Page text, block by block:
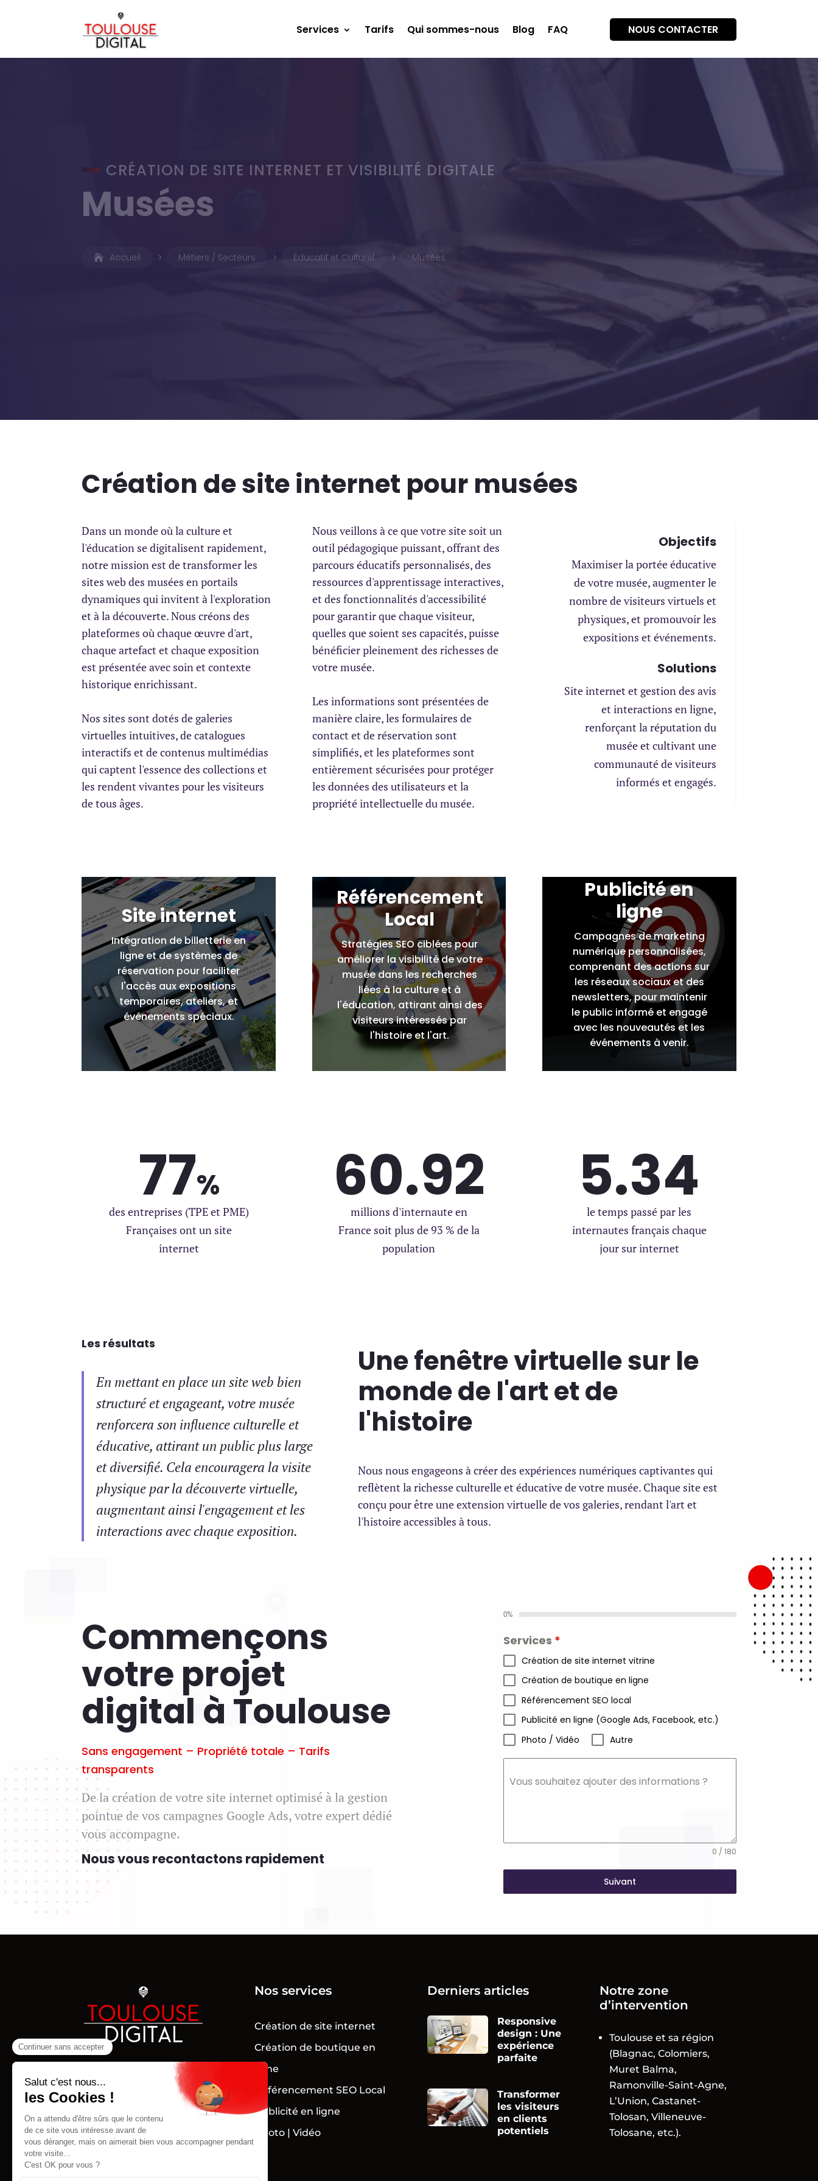
Services Tarifs Qui sommes-nous Blog FAQ NOUS CONTACTER
CRÉATION DE SITE INTERNET ET VISIBILITÉ DIGITALE
Musées
Accueil 5 Métiers / Secteurs 5 Éducatif et Culturel 5 Musées
Création de site internet pour musées
Dans un monde où la culture et
l'éducation se digitalisent rapidement,
notre mission est de transformer les
sites web des musées en portails
dynamiques qui invitent à l'exploration
et à la découverte. Nous créons des
plateformes où chaque œuvre d'art,
chaque artefact et chaque exposition
est présentée avec soin et contexte
historique enrichissant.
Nos sites sont dotés de galeries
virtuelles intuitives, de catalogues
interactifs et de contenus multimédias
qui captent l'essence des collections et
les rendent vivantes pour les visiteurs
de tous âges.
Nous veillons à ce que votre site soit un
outil pédagogique puissant, offrant des
parcours éducatifs personnalisés, des
ressources d'apprentissage interactives,
et des fonctionnalités d'accessibilité
pour garantir que chaque visiteur,
quelles que soient ses capacités, puisse
bénéficier pleinement des richesses de
votre musée.
Les informations sont présentées de
manière claire, les formulaires de
contact et de réservation sont
simplifiés, et les plateformes sont
entièrement sécurisées pour protéger
les données des utilisateurs et la
propriété intellectuelle du musée.
Objectifs
Maximiser la portée éducative
de votre musée, augmenter le
nombre de visiteurs virtuels et
physiques, et promouvoir les
expositions et événements.
Solutions
Site internet et gestion des avis
et interactions en ligne,
renforçant la réputation du
musée et cultivant une
communauté de visiteurs
informés et engagés.
Site internet
Intégration de billetterie en
ligne et de systèmes de
réservation pour faciliter
l'accès aux expositions
temporaires, ateliers, et
événements spéciaux.
Référencement
Local
Stratégies SEO ciblées pour
améliorer la visibilité de votre
musée dans les recherches
liées à la culture et à
l'éducation, attirant ainsi des
visiteurs intéressés par
l'histoire et l'art.
Publicité en
ligne
Campagnes de marketing
numérique personnalisées,
comprenant des actions sur
les réseaux sociaux et des
newsletters, pour maintenir
le public informé et engagé
avec les nouveautés et les
événements à venir.
77%
des entreprises (TPE et PME)
Françaises ont un site
internet
60.92
millions d'internaute en
France soit plus de 93 % de la
population
5.34
le temps passé par les
internautes français chaque
jour sur internet
Les résultats
En mettant en place un site web bien
structuré et engageant, votre musée
renforcera son influence culturelle et
éducative, attirant un public plus large
et diversifié. Cela encouragera la visite
physique par la découverte virtuelle,
augmentant ainsi l'engagement et les
interactions avec chaque exposition.
Une fenêtre virtuelle sur le
monde de l'art et de
l'histoire
Nous nous engageons à créer des expériences numériques captivantes qui
reflètent la richesse culturelle et éducative de votre musée. Chaque site est
conçu pour être une extension virtuelle de vos galeries, rendant l'art et
l'histoire accessibles à tous.
Commençons
votre projet
digital à Toulouse
Sans engagement – Propriété totale – Tarifs
transparents
De la création de votre site internet optimisé à la gestion
pointue de vos campagnes Google Ads, votre expert dédié
vous accompagne.
Nous vous recontactons rapidement
0%
Services *
Création de site internet vitrine
Création de boutique en ligne
Référencement SEO local
Publicité en ligne (Google Ads, Facebook, etc.)
Photo / Vidéo
Autre
Vous souhaitez ajouter des informations ?
0 / 180
Suivant
Spécialiste de la création de
sites internet optimisé pour le
référencement à Toulouse,
notre mission est d’accroître la
visibilité numérique des
entreprises Toulousaines avec
Nos services
Création de site internet
Création de boutique en
ligne
Référencement SEO Local
Publicité en ligne
Photo | Vidéo
Derniers articles
Responsive
design : Une
expérience
parfaite
Transformer
les visiteurs
en clients
potentiels
Notre zone
d’intervention
Toulouse et sa région
(Blagnac, Colomiers,
Muret Balma,
Ramonville-Saint-Agne,
L’Union, Castanet-
Tolosan, Villeneuve-
Tolosane, etc.).
Démarrons votre projet
Des informations à nous partager ?
0 / 180